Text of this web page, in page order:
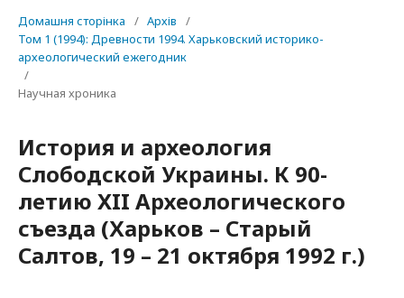
Домашня сторінка / Архів
/
Том 1 (1994): Древности 1994. Харьковский историко-
археологический ежегодник
/
Научная хроника
История и археология
Слободской Украины. К 90-
летию XII Археологического
съезда (Харьков – Старый
Салтов, 19 – 21 октября 1992 г.)